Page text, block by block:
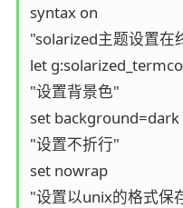
syntax on
"solarized主题设置在
let
"设置背景色"
set background=dark
"设置不折行"
set nowrap
"设置以unix的格式保